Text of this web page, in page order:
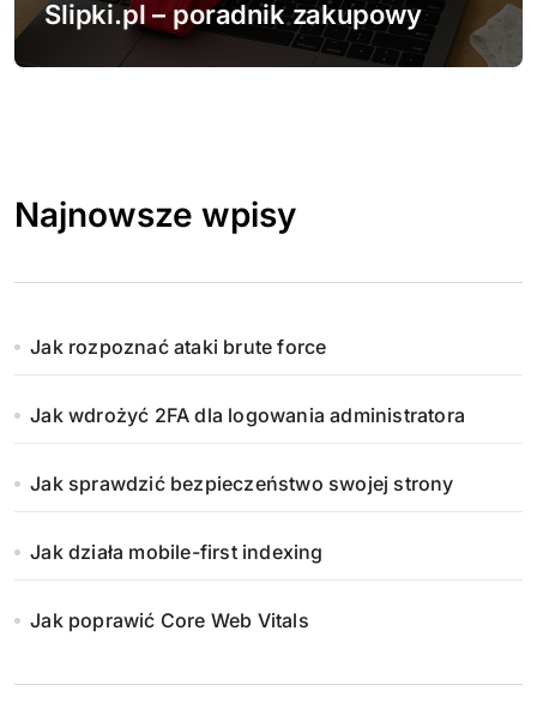
Slipki.pl – poradnik zakupowy
Najnowsze wpisy
Jak rozpoznać ataki brute force
Jak wdrożyć 2FA dla logowania administratora
Jak sprawdzić bezpieczeństwo swojej strony
Jak działa mobile-first indexing
Jak poprawić Core Web Vitals